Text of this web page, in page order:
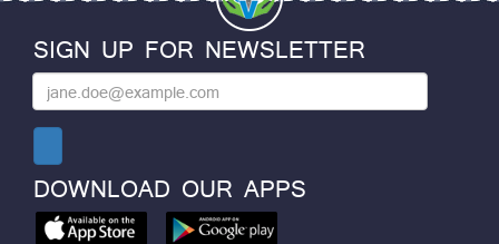
SIGN UP FOR NEWSLETTER
DOWNLOAD OUR APPS